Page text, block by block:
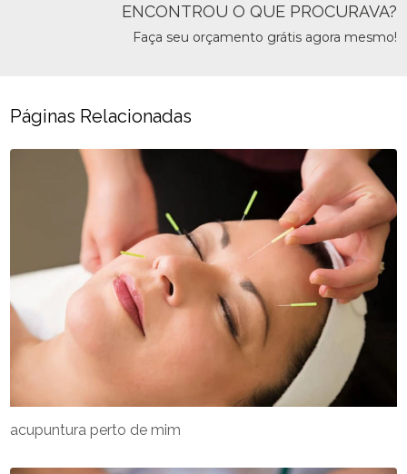
ENCONTROU O QUE PROCURAVA?
Faça seu orçamento grátis agora mesmo!
Páginas Relacionadas
acupuntura perto de mim